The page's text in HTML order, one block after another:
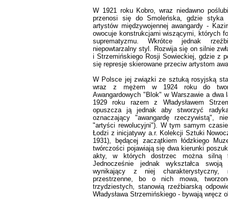
W 1921 roku Kobro, wraz niedawno
przenosi się do Smoleńska, gdzie
artystów międzywojennej awangardy -
owocuje konstrukcjami wiszącymi, których
suprematyzmu. Wkrótce jednak
niepowtarzalny styl. Rozwija się on silnie
i Strzemińskiego Rosji Sowieckiej, gdzie z
się represje skierowane przeciw artystom
W Polsce jej związki ze sztuką rosyjską
wraz z mężem w 1924 roku do
Awangardowych "Blok" w Warszawie a
1929 roku razem z Władysławem
opuszcza ją jednak aby stworzyć
oznaczający "awangardę rzeczywistą",
"artyści rewolucyjni"). W tym samym
Łodzi z inicjatywy a.r. Kolekcji Sztuki
1931), będącej zaczątkiem łódzkiego
twórczości pojawiają się dwa kierunki
akty, w których dostrzec można silną
Jednocześnie jednak wykształca
wynikający z niej charakterystyczny,
przestrzenne, bo o nich mowa,
trzydziestych, stanowią rzeźbiarską
Władysława Strzemińskiego - bywają wręcz